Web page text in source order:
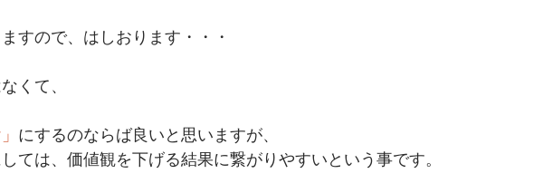
すので、はしおります・・・
くて、
にするのならば良いと思いますが、
ては、価値観を下げる結果に繋がりやすいという事です。